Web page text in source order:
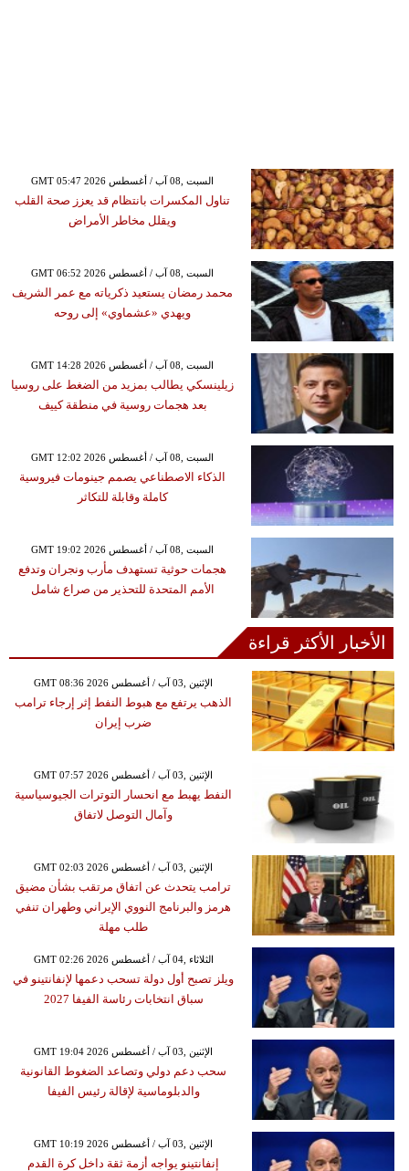
GMT 05:47 2026 السبت ,08 آب / أغسطس
تناول المكسرات بانتظام قد يعزز صحة القلب
ويقلل مخاطر الأمراض
GMT 06:52 2026 السبت ,08 آب / أغسطس
محمد رمضان يستعيد ذكرياته مع عمر الشريف
ويهدي «عشماوي» إلى روحه
GMT 14:28 2026 السبت ,08 آب / أغسطس
زيلينسكي يطالب بمزيد من الضغط على روسيا
بعد هجمات روسية في منطقة كييف
GMT 12:02 2026 السبت ,08 آب / أغسطس
الذكاء الاصطناعي يصمم جينومات فيروسية
كاملة وقابلة للتكاثر
GMT 19:02 2026 السبت ,08 آب / أغسطس
هجمات حوثية تستهدف مأرب ونجران وتدفع
الأمم المتحدة للتحذير من صراع شامل
الأخبار الأكثر قراءة
GMT 08:36 2026 الإثنين ,03 آب / أغسطس
الذهب يرتفع مع هبوط النفط إثر إرجاء ترامب
ضرب إيران
GMT 07:57 2026 الإثنين ,03 آب / أغسطس
النفط يهبط مع انحسار التوترات الجيوسياسية
وآمال التوصل لاتفاق
GMT 02:03 2026 الإثنين ,03 آب / أغسطس
ترامب يتحدث عن اتفاق مرتقب بشأن مضيق
هرمز والبرنامج النووي الإيراني وطهران تنفي
طلب مهلة
GMT 02:26 2026 الثلاثاء ,04 آب / أغسطس
ويلز تصبح أول دولة تسحب دعمها لإنفانتينو في
سباق انتخابات رئاسة الفيفا 2027
GMT 19:04 2026 الإثنين ,03 آب / أغسطس
سحب دعم دولي وتصاعد الضغوط القانونية
والدبلوماسية لإقالة رئيس الفيفا
GMT 10:19 2026 الإثنين ,03 آب / أغسطس
إنفانتينو يواجه أزمة ثقة داخل كرة القدم